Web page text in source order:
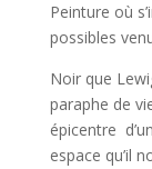
Peinture où
possibles
Noir que
paraphe de
épicentre
espace qu’il